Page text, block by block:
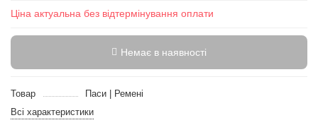
Ціна актуальна без відтермінування оплати
Немає в наявності
Товар
Паси | Ремені
Всі характеристики